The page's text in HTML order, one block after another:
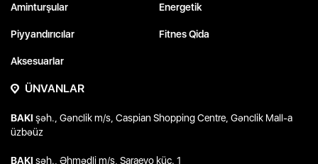
Aminturşular Energetik
Piyyandırıcılar Fitnes Qida
Aksesuarlar
ÜNVANLAR
BAKI şəh., Gənclik m/s, Caspian Shopping Centre, Gənclik Mall-a
üzbəüz
BAKI şəh., Əhmədli m/s, Saraevo küç. 1